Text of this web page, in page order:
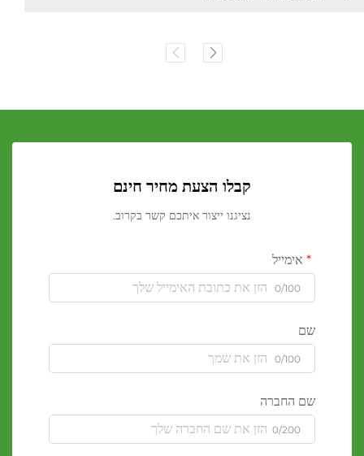
קבלו הצעת מחיר חינם
נציגנו ייצור איתכם קשר בקרוב.
אימייל
0/100
שם
0/100
שם החברה
0/200